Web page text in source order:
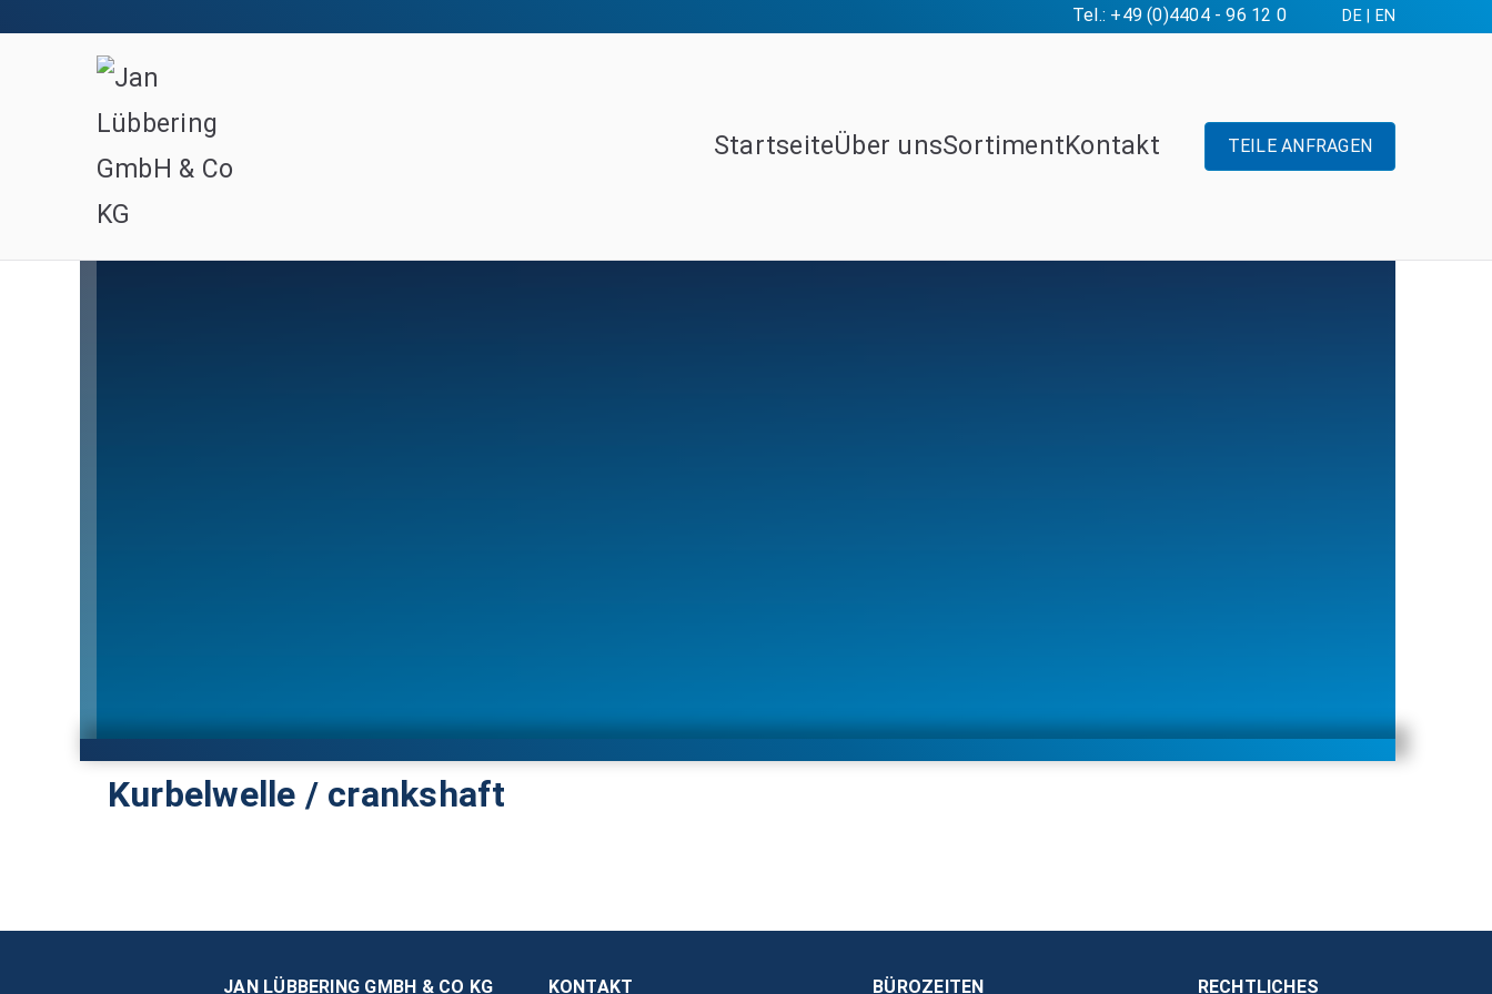
Tel.: +49 (0)4404 - 96 12 0 DE| EN
StartseiteÜber unsSortimentKontakt TEILE ANFRAGEN
Kurbelwelle / crankshaft
JAN LÜBBERING GMBH & CO KG KONTAKT BÜROZEITEN RECHTLICHES